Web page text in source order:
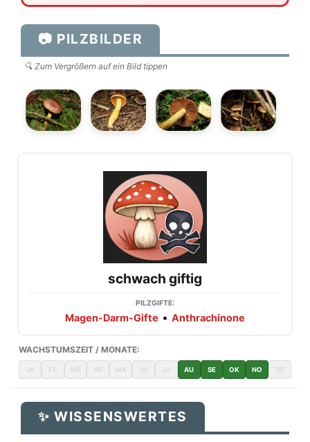
📷 PILZBILDER
🔍 Zum Vergrößern auf ein Bild tippen
schwach giftig
PILZGIFTE:
Magen-Darm-Gifte • Anthrachinone
WACHSTUMSZEIT / MONATE:
JA FE MÄ AP MA JU JU AU SE OK NO DE
✨ WISSENSWERTES